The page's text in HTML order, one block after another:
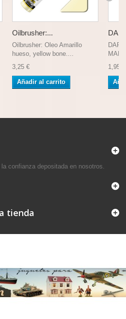
Oilbrusher:...
Oilbrusher: Oleo Amarillo
hueso, yellow bone....
3,25 €
Añadir al carrito
1,95 €
confianza depositada en nosotros.
tienda